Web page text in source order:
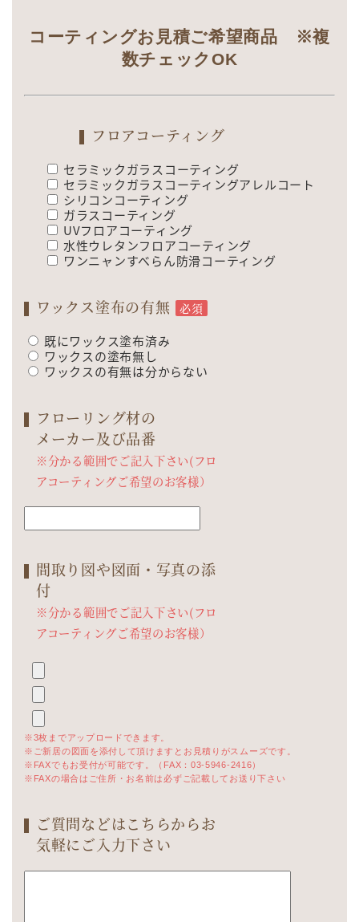
コーティングお見積ご希望商品 ※複
数チェックOK
フロアコーティング
セラミックガラスコーティング
セラミックガラスコーティングアレルコート
シリコンコーティング
ガラスコーティング
UVフロアコーティング
水性ウレタンフロアコーティング
ワンニャンすべらん防滑コーティング
ワックス塗布の有無 必須
既にワックス塗布済み
ワックスの塗布無し
ワックスの有無は分からない
フローリング材の
メーカー及び品番
※分かる範囲でご記入下さい(フロ
アコーティングご希望のお客様）
間取り図や図面・写真の添
付
※分かる範囲でご記入下さい(フロ
アコーティングご希望のお客様）
※3枚までアップロードできます。
※ご新居の図面を添付して頂けますとお見積りがスムーズです。
※FAXでもお受付が可能です。（FAX：03-5946-2416）
※FAXの場合はご住所・お名前は必ずご記載してお送り下さい
ご質問などはこちらからお
気軽にご入力下さい